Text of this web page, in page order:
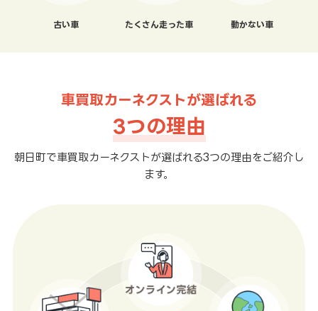
古い車 たくさん走った車 動かない車
車買取カーネクストが選ばれる
3つの理由
朝日町で車買取カーネクストが選ばれる3つの理由をご紹介し
ます。